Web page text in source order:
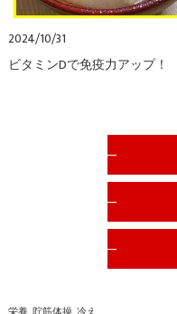
2024/10/31
ビタミンDで免疫力アップ！